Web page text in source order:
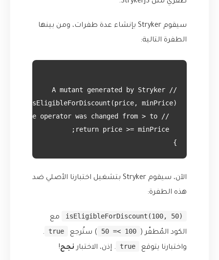
طفري مثل StrykerJS
.
سيقوم Stryker بإنشاء عدة طفرات، ومن بينها
الطفرة التالية:
}
الآن، سيقوم Stryker بتشغيل اختبارنا الأصلي ضد
هذه الطفرة:
isEligibleForDiscount(100, 50)
مع
الكود المُطفّر ( 100 >= 50 ) ستُرجع true
.
واختبارنا يتوقع
true . إذن، الاختبار نجح!